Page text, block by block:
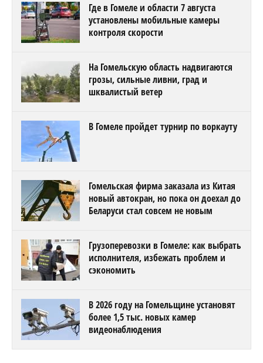
Где в Гомеле и области 7 августа
установлены мобильные камеры
контроля скорости
На Гомельскую область надвигаются
грозы, сильные ливни, град и
шквалистый ветер
В Гомеле пройдет турнир по воркауту
Гомельская фирма заказала из Китая
новый автокран, но пока он доехал до
Беларуси стал совсем не новым
Грузоперевозки в Гомеле: как выбрать
исполнителя, избежать проблем и
сэкономить
В 2026 году на Гомельщине установят
более 1,5 тыс. новых камер
видеонаблюдения